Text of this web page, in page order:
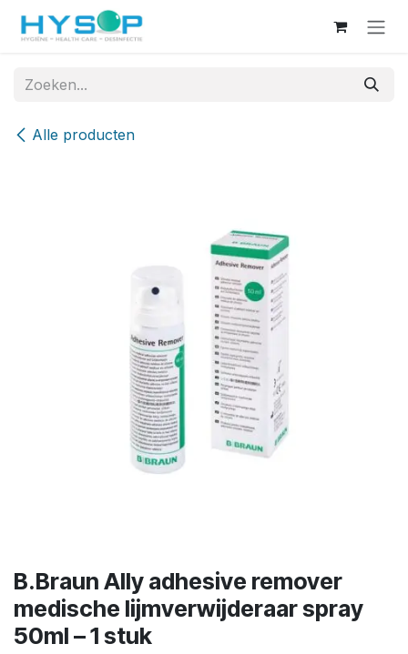
Overslaan naar inhoud
Alle producten
B.Braun Ally adhesive remover
medische lijmverwijderaar spray
50ml – 1 stuk